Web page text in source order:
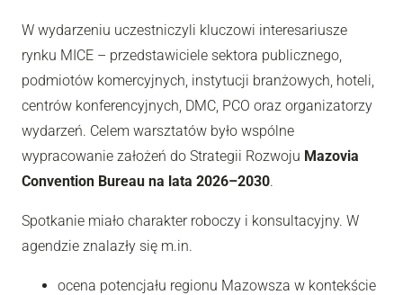
W wydarzeniu uczestniczyli kluczowi interesariusze
rynku MICE – przedstawiciele sektora publicznego,
podmiotów komercyjnych, instytucji branżowych, hoteli,
centrów konferencyjnych, DMC, PCO oraz organizatorzy
wydarzeń. Celem warsztatów było wspólne
wypracowanie założeń do Strategii Rozwoju Mazovia
Convention Bureau na lata 2026–2030.
Spotkanie miało charakter roboczy i konsultacyjny. W
agendzie znalazły się m.in.
ocena potencjału regionu Mazowsza w kontekście